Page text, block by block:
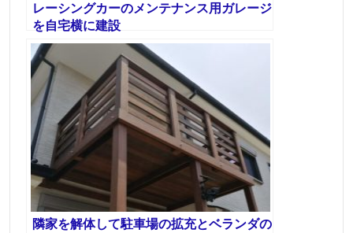
レーシングカーのメンテナンス用ガレージ
を自宅横に建設
隣家を解体して駐車場の拡充とベランダの